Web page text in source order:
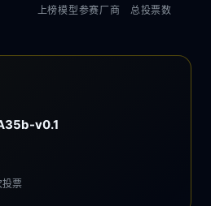
上榜模型参赛厂商 总投票数
v0.1
投票